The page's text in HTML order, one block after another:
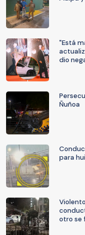
"Está
dio
Ñuñoa
para
otro se